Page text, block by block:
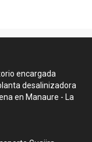
encargada
desalinizadora
en Manaure - La